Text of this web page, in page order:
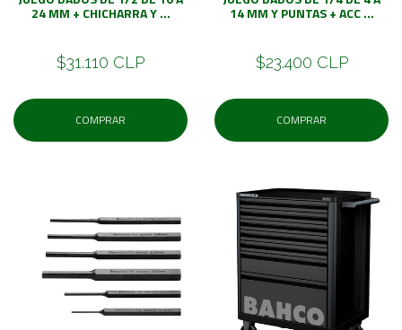
24 MM + CHICHARRA Y ...
$31.110 CLP
COMPRAR
14 MM Y PUNTAS + ACC ...
$23.400 CLP
COMPRAR